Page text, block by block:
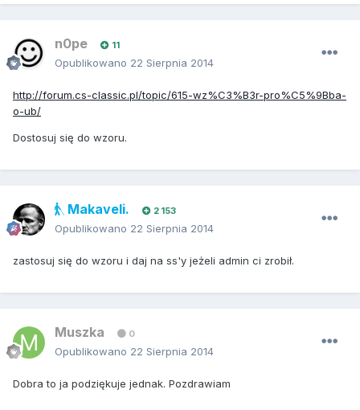
n0pe 11
Opublikowano 22 Sierpnia 2014
http://forum.cs-classic.pl/topic/615-wz%C3%B3r-pro%C5%9Bba-
o-ub/
Dostosuj się do wzoru.
Makaveli. 2 153
Opublikowano 22 Sierpnia 2014
zastosuj się do wzoru i daj na ss'y jeżeli admin ci zrobił.
Muszka 0
Opublikowano 22 Sierpnia 2014
Dobra to ja podziękuje jednak. Pozdrawiam